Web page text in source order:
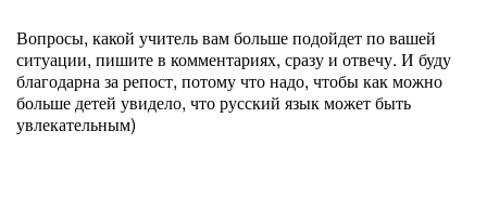
Вопросы, какой учитель вам больше подойдет по вашей
ситуации, пишите в комментариях, сразу и отвечу. И буду
благодарна за репост, потому что надо, чтобы как можно
больше детей увидело, что русский язык может быть
увлекательным)